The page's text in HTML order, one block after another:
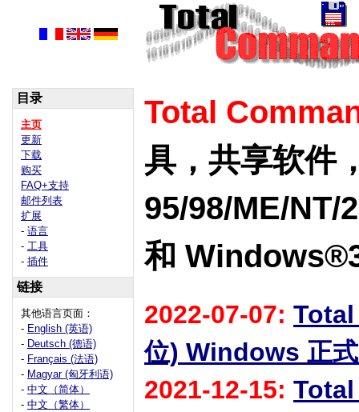
目录
主页
更新
下载
购买
FAQ+支持
邮件列表
扩展
- 语言
- 工具
- 插件
链接
其他语言页面：
- English (英语)
- Deutsch (德语)
- Français (法语)
- Magyar (匈牙利语)
- 中文（简体）
- 中文（繁体）
Total
具，共享软件
95/98/ME/NT/
和
2022-07-07:
位) Windows 正
2021-12-15: